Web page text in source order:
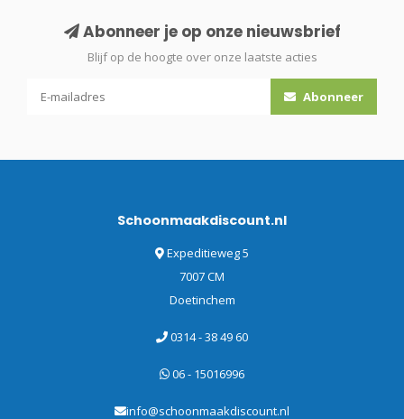
Abonneer je op onze nieuwsbrief
Blijf op de hoogte over onze laatste acties
Abonneer
Schoonmaakdiscount.nl
Expeditieweg 5
7007 CM
Doetinchem
0314 - 38 49 60
06 - 15016996
info@schoonmaakdiscount.nl